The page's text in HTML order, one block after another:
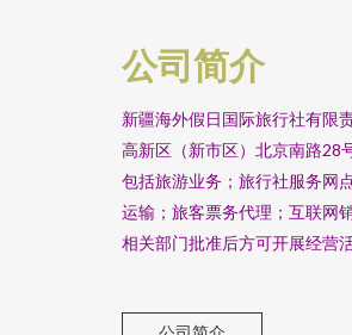
公司简介
新疆海外假日国际旅行社有限
高新区（新市区）北京南路28
包括旅游业务；旅行社服务网
运输；旅客票务代理；互联网
相关部门批准后方可开展经营活